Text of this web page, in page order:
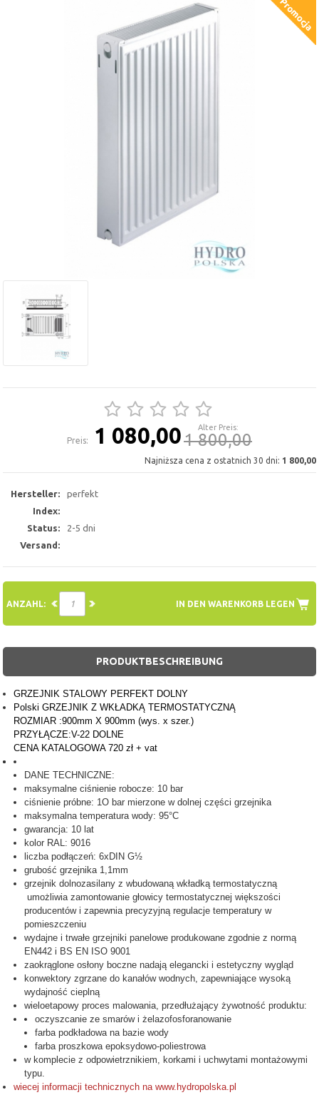
Preis: 1 080,00 Alter Preis:
1 800,00
Najniższa cena z ostatnich 30 dni: 1 800,00
Hersteller:
perfekt
Index:
Status:
2-5 dni
Versand:
IN DEN WARENKORB LEGEN
ANZAHL:
PRODUKTBESCHREIBUNG
GRZEJNIK STALOWY PERFEKT DOLNY
Polski GRZEJNIK Z WKŁADKĄ TERMOSTATYCZNĄ
ROZMIAR :900mm X 900mm (wys. x szer.)
PRZYŁĄCZE:V-22 DOLNE
CENA KATALOGOWA 720 zł + vat
DANE TECHNICZNE:
maksymalne ciśnienie robocze: 10 bar
ciśnienie próbne: 1O bar mierzone w dolnej części grzejnika
maksymalna temperatura wody: 95°C
gwarancja: 10 lat
kolor RAL: 9016
liczba podłączeń: 6xDIN G½
grubość grzejnika 1,1mm
grzejnik dolnozasilany z wbudowaną wkładką termostatyczną
umożliwia zamontowanie głowicy termostatycznej większości
producentów i zapewnia precyzyjną regulacje temperatury w
pomieszczeniu
wydajne i trwałe grzejniki panelowe produkowane zgodnie z normą
EN442 i BS EN ISO 9001
zaokrąglone osłony boczne nadają elegancki i estetyczny wygląd
konwektory zgrzane do kanałów wodnych, zapewniające wysoką
wydajność cieplną
wieloetapowy proces malowania, przedłużający żywotność produktu:
oczyszcanie ze smarów i żelazofosforanowanie
farba podkładowa na bazie wody
farba proszkowa epoksydowo-poliestrowa
w komplecie z odpowietrznikiem, korkami i uchwytami montażowymi
typu.
wiecej informacji technicznych na www.hydropolska.pl